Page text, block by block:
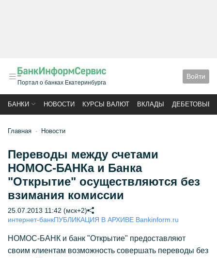
Портал о банках Екатеринбурга
Войти
БАНКИ НОВОСТИ КУРСЫ ВАЛЮТ ВКЛАДЫ ДЕБЕТОВЫЕ
Главная Новости
Переводы между счетами
НОМОС-БАНКа и Банка
"Открытие" осуществляются без
взимания комиссии
25.07.2013 11:42 (мск+2)
интернет-банкПУБЛИКАЦИЯ В АРХИВЕ Bankinform.ru
НОМОС-БАНК и банк "Открытие" предоставляют
своим клиентам возможность совершать переводы без